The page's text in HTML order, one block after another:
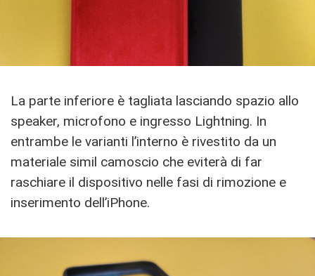
La parte inferiore è tagliata lasciando spazio allo
speaker, microfono e ingresso Lightning. In
entrambe le varianti l’interno è rivestito da un
materiale simil camoscio che eviterà di far
raschiare il dispositivo nelle fasi di rimozione e
inserimento dell’iPhone.